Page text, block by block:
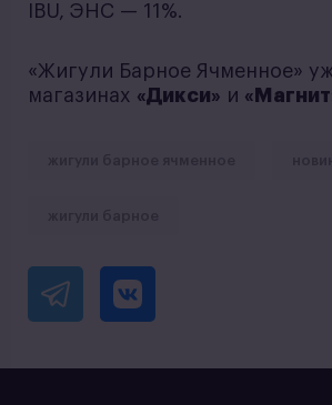
IBU, ЭНС — 11%.
«Жигули Барное Ячменное»
магазинах «Дикси» и